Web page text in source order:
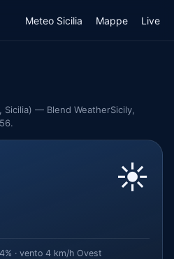
Meteo Sicilia Mappe Live
— Blend WeatherSicily,
☀️
· vento 4 km/h Ovest